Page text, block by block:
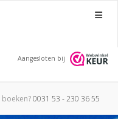
Menu
Aangesloten bij
boeken?0031 53 - 230 36 55